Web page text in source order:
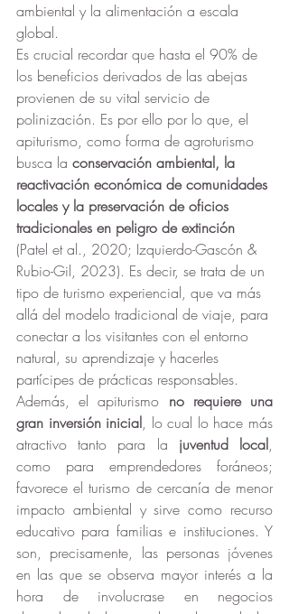
ambiental y la alimentación a escala
global.
Es crucial recordar que hasta el 90% de
los beneficios derivados de las abejas
provienen de su vital servicio de
polinización. Es por ello por lo que, el
apiturismo, como forma de agroturismo
busca la conservación ambiental, la
reactivación económica de comunidades
locales y la preservación de oficios
tradicionales en peligro de extinción
(Patel et al., 2020; Izquierdo-Gascón &
Rubio-Gil, 2023). Es decir, se trata de un
tipo de turismo experiencial, que va más
allá del modelo tradicional de viaje, para
conectar a los visitantes con el entorno
natural, su aprendizaje y hacerles
partícipes de prácticas responsables.
Además, el apiturismo no requiere una
gran inversión inicial, lo cual lo hace más
atractivo tanto para la juventud local,
como para emprendedores foráneos;
favorece el turismo de cercanía de menor
impacto ambiental y sirve como recurso
educativo para familias e instituciones. Y
son, precisamente, las personas jóvenes
en las que se observa mayor interés a la
hora de involucrase en negocios